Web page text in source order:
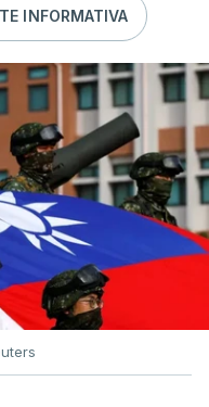
INFORMATIVA